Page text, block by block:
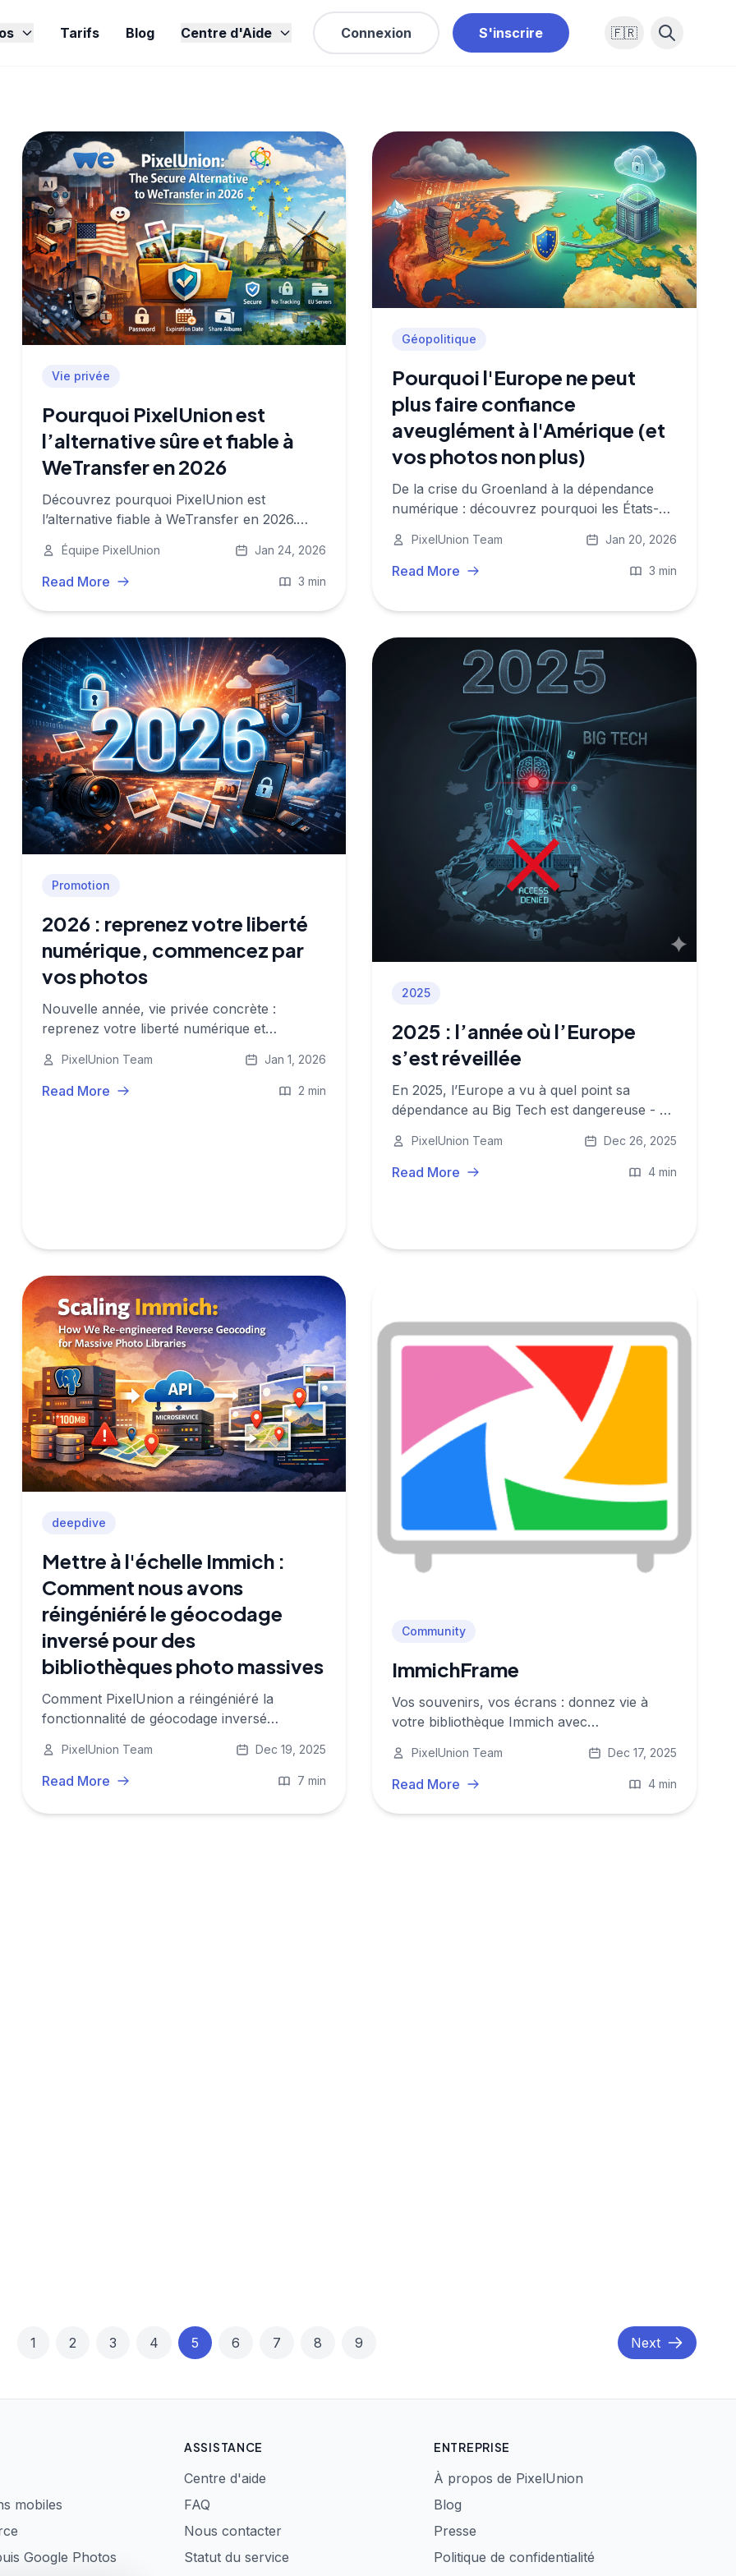
Tarifs Blog Centre d'Aide Connexion S'inscrire 🇫🇷
Vie privée
Pourquoi PixelUnion est
l’alternative sûre et fiable à
WeTransfer en 2026
Découvrez pourquoi PixelUnion est
l’alternative fiable à WeTransfer en 2026.
Optez pour le stockage européen, sans
tracking, et des options de partage
innovantes pour garder le contrôle sur vos
Équipe PixelUnion Jan 24, 2026
Read More 3 min
Géopolitique
Pourquoi l'Europe ne peut
plus faire confiance
aveuglément à l'Amérique (et
vos photos non plus)
De la crise du Groenland à la dépendance
numérique : découvrez pourquoi les États-
données et pourquoi il est temps pour une
autonomie numérique européenne.
PixelUnion Team Jan 20, 2026
Read More 3 min
Promotion
2026 : reprenez votre liberté
numérique, commencez par
vos photos
Nouvelle année, vie privée concrète :
reprenez votre liberté numérique et
vos photos sur PixelUnion avec 50% de
réduction Nouvel An.
PixelUnion Team Jan 1, 2026
Read More 2 min
2025
2025 : l’année où l’Europe
s’est réveillée
En 2025, l’Europe a vu à quel point sa
dépendance au Big Tech est dangereuse - du
jusqu’à la nécessité de rapatrier les données
sous protection européenne.
PixelUnion Team Dec 26, 2025
Read More 4 min
deepdive
Mettre à l'échelle Immich :
Comment nous avons
réingéniéré le géocodage
inversé pour des
bibliothèques photo massives
Comment PixelUnion a réingéniéré la
fonctionnalité de géocodage inversé
bibliothèques photo en la découplant en un
microservice centralisé.
PixelUnion Team Dec 19, 2025
Read More 7 min
Community
ImmichFrame
Vos souvenirs, vos écrans : donnez vie à
votre bibliothèque Immich avec
PixelUnion Team Dec 17, 2025
Read More 4 min
1 2 3 4 5 6 7 8 9 Next
mobiles
Google Photos
ASSISTANCE
Centre d'aide
FAQ
Nous contacter
Statut du service
ENTREPRISE
À propos de PixelUnion
Blog
Presse
Politique de confidentialité